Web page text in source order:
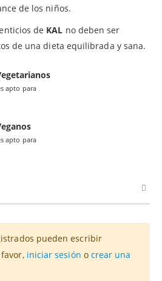
de los niños.
de KAL no deben ser
de una dieta equilibrada y sana.
apto para
apto para
pueden escribir
iniciar sesión o crear una